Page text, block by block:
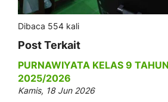
Dibaca 554 kali
Post Terkait
PURNAWIYATA KELAS 9
2025/2026
Kamis, 18 Jun 2026